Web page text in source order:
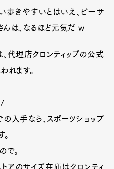
歩きやすいとはいえ、ビーサ
んは、なるほど元気だ w
代理店クロンティップの公式
れます。
入手なら、スポーツショップ
で。
アのサイズ在庫はクロンティ